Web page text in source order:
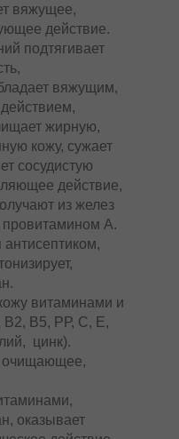
вяжущее,
действие.
подтягивает
вяжущим,
жирную,
кожу, сужает
сосудистую
действие,
из желез
провитамином А.
витаминами и
В2, В5, РР, С, Е,
цинк).
очищающее,
оказывает